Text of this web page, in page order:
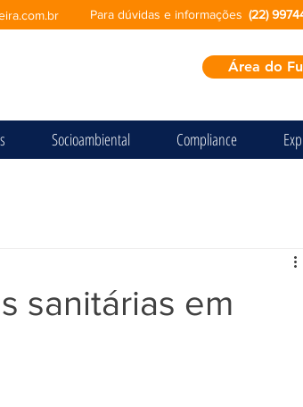
(22)
Para dúvidas e informações
Área do
Socioambiental Compliance
sanitárias em